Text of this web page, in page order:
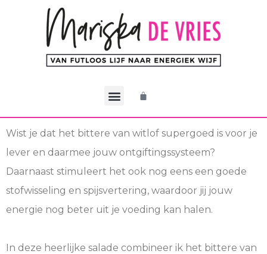
Wist je dat het bittere van witlof supergoed is voor je
lever en daarmee jouw ontgiftingssysteem?
Daarnaast stimuleert het ook nog eens een goede
stofwisseling en spijsvertering, waardoor jij jouw
energie nog beter uit je voeding kan halen.
In deze heerlijke salade combineer ik het bittere van